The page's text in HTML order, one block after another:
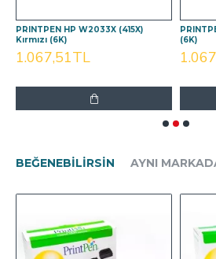
PRINTPEN HP W2033X (415X)
Kırmızı (6K)
1.067,51TL
(6K)
BEĞENEBILIRSIN AYNI